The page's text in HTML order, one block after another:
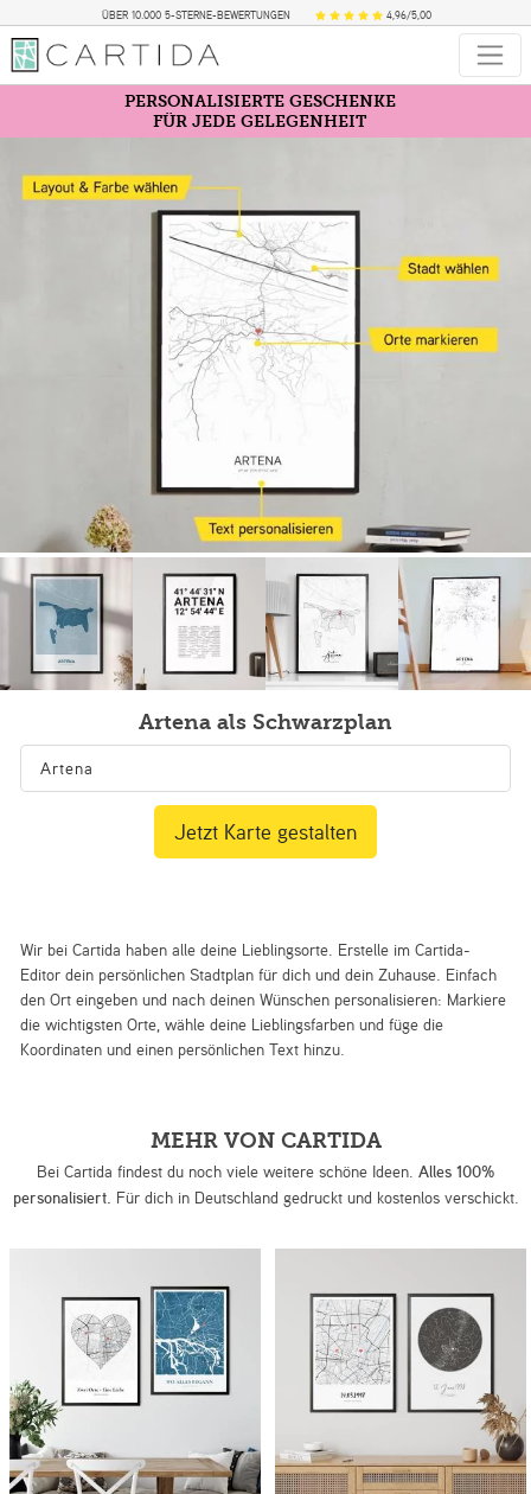
ÜBER 10.000 5-STERNE-BEWERTUNGEN 4,96/5,00
PERSONALISIERTE GESCHENKE
FÜR JEDE GELEGENHEIT
Artena als Schwarzplan
Wir bei Cartida haben alle deine Lieblingsorte. Erstelle im Cartida-
Editor dein persönlichen Stadtplan für dich und dein Zuhause. Einfach
den Ort eingeben und nach deinen Wünschen personalisieren: Markiere
die wichtigsten Orte, wähle deine Lieblingsfarben und füge die
Koordinaten und einen persönlichen Text hinzu.
Jetzt Karte gestalten
MEHR VON CARTIDA
Bei Cartida findest du noch viele weitere schöne Ideen. Alles 100%
personalisiert. Für dich in Deutschland gedruckt und kostenlos verschickt.